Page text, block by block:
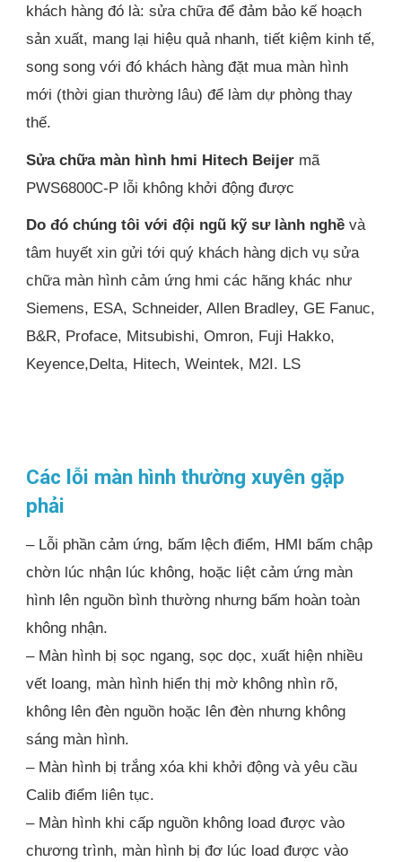
khách hàng đó là: sửa chữa để đảm bảo kế hoạch
sản xuất, mang lại hiệu quả nhanh, tiết kiệm kinh tế,
song song với đó khách hàng đặt mua màn hình
mới (thời gian thường lâu) để làm dự phòng thay
thế.
Sửa chữa màn hình hmi Hitech Beijer mã
PWS6800C-P lỗi không khởi động được
Do đó chúng tôi với đội ngũ kỹ sư lành nghề và
tâm huyết xin gửi tới quý khách hàng dịch vụ sửa
chữa màn hình cảm ứng hmi các hãng khác như
Siemens, ESA, Schneider, Allen Bradley, GE Fanuc,
B&R, Proface, Mitsubishi, Omron, Fuji Hakko,
Keyence,Delta, Hitech, Weintek, M2I. LS
Các lỗi màn hình thường xuyên gặp
phải
– Lỗi phần cảm ứng, bấm lệch điểm, HMI bấm chập
chờn lúc nhận lúc không, hoặc liệt cảm ứng màn
hình lên nguồn bình thường nhưng bấm hoàn toàn
không nhận.
– Màn hình bị sọc ngang, sọc dọc, xuất hiện nhiều
vết loang, màn hình hiển thị mờ không nhìn rõ,
không lên đèn nguồn hoặc lên đèn nhưng không
sáng màn hình.
– Màn hình bị trắng xóa khi khởi động và yêu cầu
Calib điểm liên tục.
– Màn hình khi cấp nguồn không load được vào
chương trình, màn hình bị đơ lúc load được vào